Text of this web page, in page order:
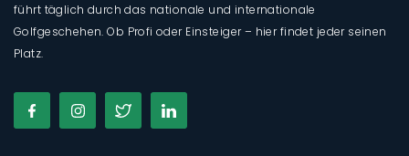
führt täglich durch das nationale und internationale
Golfgeschehen. Ob Profi oder Einsteiger – hier findet jeder seinen
Platz.